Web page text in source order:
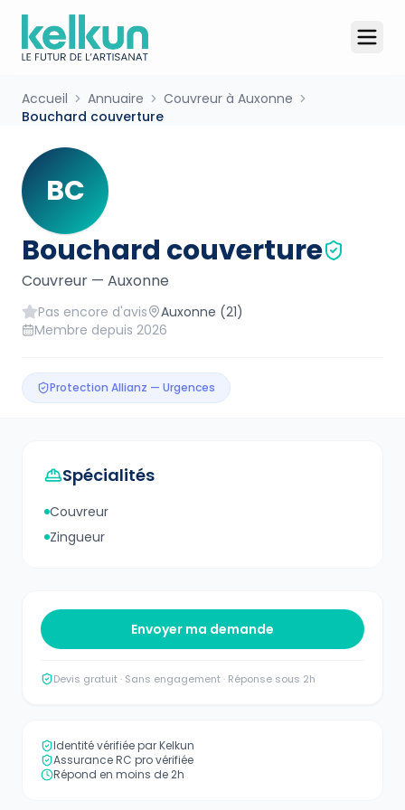
Accueil Annuaire
Couvreur à Auxonne
Bouchard couverture
BC
Bouchard couverture
Couvreur — Auxonne
Pas encore d'avis Auxonne (21)
Membre depuis 2026
Protection Allianz — Urgences
Spécialités
Couvreur
Zingueur
Envoyer ma demande
Devis gratuit · Sans engagement · Réponse sous 2h
Identité vérifiée par Kelkun
Assurance RC pro vérifiée
Répond en moins de 2h